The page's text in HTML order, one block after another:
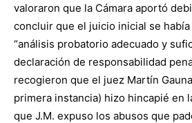
valoraron que la Cámara aportó
concluir que el juicio inicial se
“análisis probatorio adecuado y
declaración de responsabilidad
recogieron que el juez Martín
primera instancia) hizo hincapié en
que J.M. expuso los abusos que